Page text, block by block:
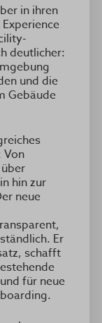
in ihren
deutlicher:
und die
Gebäude
Von
hin zur
neue
Er
schafft
für neue